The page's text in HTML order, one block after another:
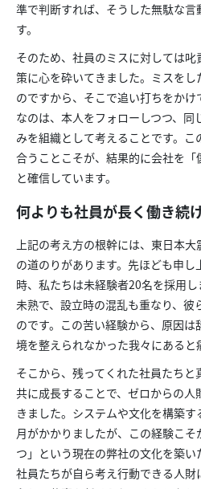
準で判断すれば、そうした無駄な
す。
そのため、社員のミスに対しては
策に心を砕いてきました。ミスをし
のですから、そこで追い打ちをか
なのは、本人をフォローしつつ、
みを組織として考えることです。
合うことこそが、結果的に会社を
と確信しています。
何よりも社員が長く働き続
上記の考え方の根幹には、東日本
の道のりがあります。先ほども申
時、私たちは未経験者20名を採用
未熟で、設立時の混乱も重なり、彼
のです。この苦い経験から、原因
境を整えられなかった我々にあると
そこから、残ってくれた社員たち
共に成長することで、ゼロからの
きました。システムや文化を構築
月がかかりましたが、この経験こ
つ」という現在の弊社の文化を築い
社員たちが自ら考え行動できる人